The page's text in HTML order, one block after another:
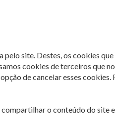
site. Destes, os cookies
cookies de terceiros que
de cancelar esses
o conteúdo do